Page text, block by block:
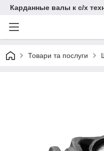
Карданные валы к с/х
Товари та послуги